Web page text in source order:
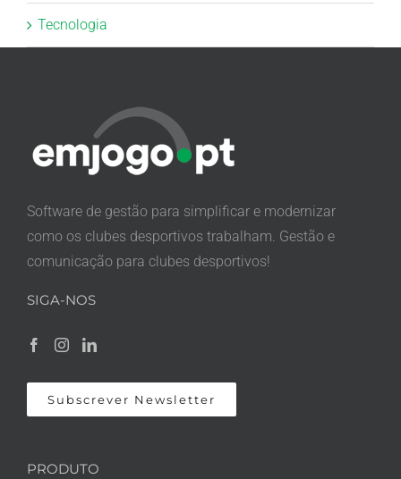
Tecnologia
Software de gestão para simplificar e modernizar
como os clubes desportivos trabalham. Gestão e
comunicação para clubes desportivos!
SIGA-NOS
Subscrever Newsletter
PRODUTO